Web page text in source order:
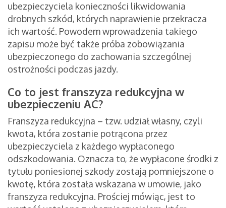
ubezpieczyciela konieczności likwidowania
drobnych szkód, których naprawienie przekracza
ich wartość. Powodem wprowadzenia takiego
zapisu może być także próba zobowiązania
ubezpieczonego do zachowania szczególnej
ostrożności podczas jazdy.
Co to jest franszyza redukcyjna w
ubezpieczeniu AC?
Franszyza redukcyjna – tzw. udział własny, czyli
kwota, która zostanie potrącona przez
ubezpieczyciela z każdego wypłaconego
odszkodowania. Oznacza to, że wypłacone środki z
tytułu poniesionej szkody zostają pomniejszone o
kwotę, która została wskazana w umowie, jako
franszyza redukcyjna. Prościej mówiąc, jest to